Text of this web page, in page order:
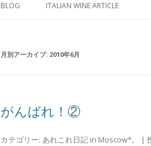
BLOG ITALIAN WINE ARTICLE
月別アーカイブ: 2010年6月
がんばれ！②
カテゴリー: あれこれ日記 in Moscow*。 |